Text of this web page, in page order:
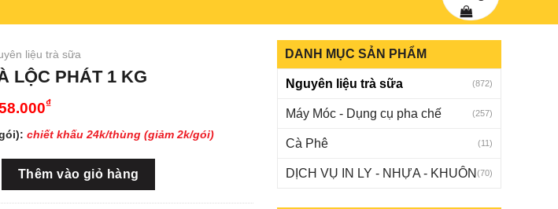
DANH MỤC SẢN PHẨM
Nguyên liệu trà sữa (872)
Máy Móc - Dụng cụ pha chế (257)
Cà Phê (11)
DỊCH VỤ IN LY - NHỰA - KHUÔN (70)
liệu trà sữa
LỘC PHÁT 1 KG
gốc
170.000₫.
₫Giá
hiện
tại
là:
158.000₫.
chiết khấu 24k/thùng (giảm 2k/gói)
PHÁT 1 KG số lượng
Thêm vào giỏ hàng